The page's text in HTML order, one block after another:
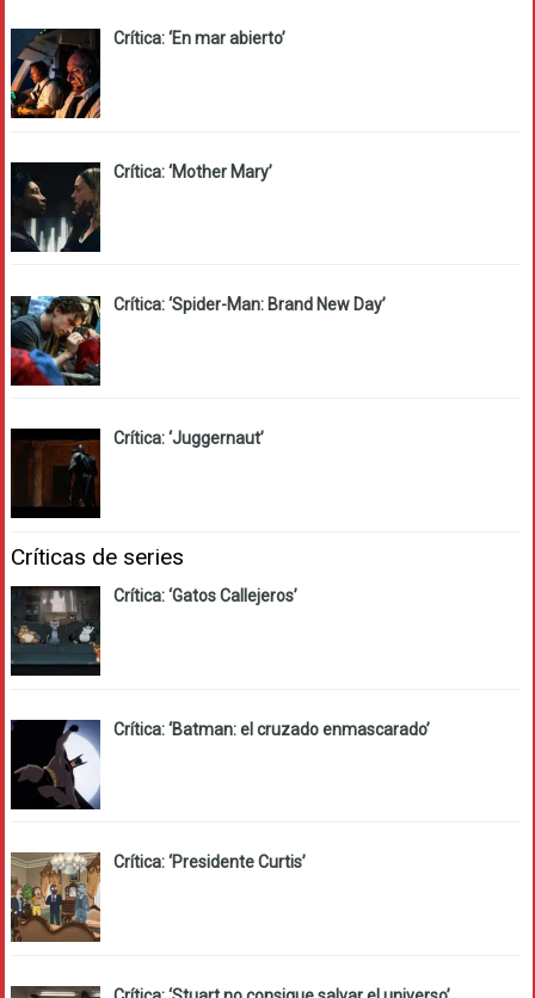
Crítica: ‘En mar abierto’
Crítica: ‘Mother Mary’
Crítica: ‘Spider-Man: Brand New Day’
Crítica: ‘Juggernaut’
Críticas de series
Crítica: ‘Gatos Callejeros’
Crítica: ‘Batman: el cruzado enmascarado’
Crítica: ‘Presidente Curtis’